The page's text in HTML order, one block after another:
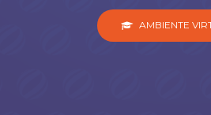
AMBIENTE